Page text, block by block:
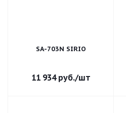
SA-703N SIRIO
11 934руб./шт